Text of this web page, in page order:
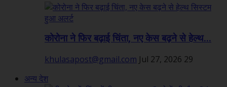
कोरोना ने फिर बढ़ाई चिंता, नए केस बढ़ने से हेल्थ...
khulasapost@gmail.com Jul 27, 2026 29
अन्य देश